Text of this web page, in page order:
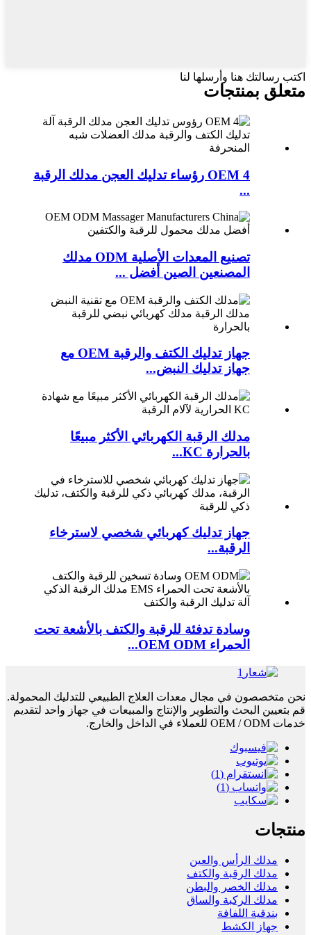
اكتب رسالتك هنا وأرسلها لنا
متعلق بمنتجات
OEM 4 رؤساء تدليك العجن مدلك الرقبة
...
تصنيع المعدات الأصلية ODM مدلك
المصنعين الصين أفضل ...
جهاز تدليك الكتف والرقبة OEM مع
جهاز تدليك النبض...
مدلك الرقبة الكهربائي الأكثر مبيعًا
بالحرارة KC...
جهاز تدليك كهربائي شخصي لاسترخاء
الرقبة...
وسادة تدفئة للرقبة والكتف بالأشعة تحت
الحمراء OEM ODM...
نحن متخصصون في مجال معدات العلاج الطبيعي للتدليك المحمولة.
قم بتعيين البحث والتطوير والإنتاج والمبيعات في جهاز واحد لتقديم
خدمات OEM / ODM للعملاء في الداخل والخارج.
منتجات
مدلك الرأس والعين
مدلك الرقبة والكتف
مدلك الخصر والبطن
مدلك الركبة والساق
بندقية اللفافة
جهاز الكشط